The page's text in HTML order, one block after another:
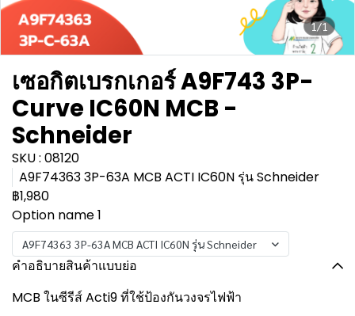
1/1
เซอกิตเบรกเกอร์ A9F743 3P-
Curve IC60N MCB -
Schneider
SKU : 08120
A9F74363 3P-63A MCB ACTI IC60N รุ่น Schneider
฿1,980
Option name 1
A9F74363 3P-63A MCB ACTI IC60N รุ่น Schneider
คำอธิบายสินค้าแบบย่อ
MCB ในซีรีส์ Acti9 ที่ใช้ป้องกันวงจรไฟฟ้า